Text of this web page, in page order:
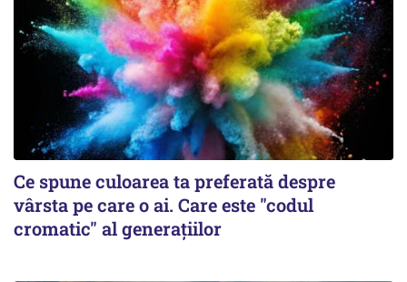
Ce spune culoarea ta preferată despre
vârsta pe care o ai. Care este "codul
cromatic" al generațiilor